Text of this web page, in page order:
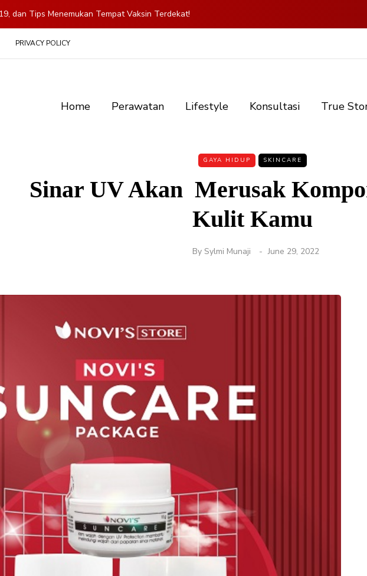
dan Tips Menemukan Tempat Vaksin Terdekat!
PRIVACY POLICY
Home Perawatan Lifestyle Konsultasi True
GAYA HIDUP SKINCARE
Sinar UV Akan Merusak
Kulit Kamu
By Sylmi Munaji June 29, 2022